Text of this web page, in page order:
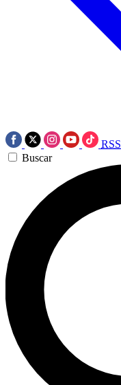
RSS
Buscar